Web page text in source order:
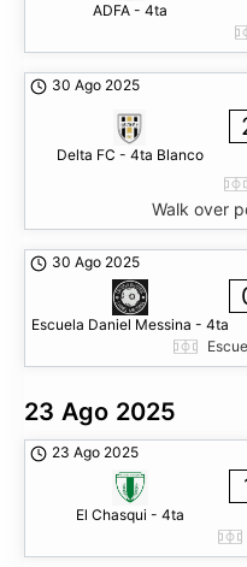
ADFA - 4ta
30 Ago 2025
Delta FC - 4ta Blanco
Walk over
30 Ago 2025
Escuela Daniel Messina - 4ta
23 Ago 2025
23 Ago 2025
El Chasqui - 4ta